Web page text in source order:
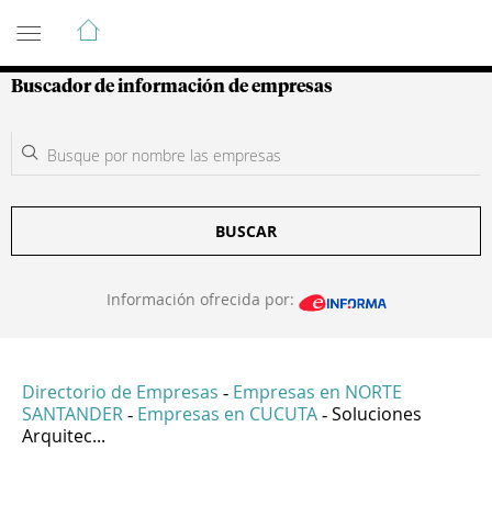
Guía de Empresas Colombianas
Buscador de información de empresas
BUSCAR
Información ofrecida por:
Directorio de Empresas - Empresas en NORTE
SANTANDER - Empresas en CUCUTA - Soluciones
Arquitec...